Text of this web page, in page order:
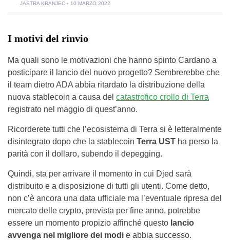
JASTRA KRANJEC 10 MARZO 2022
I motivi del rinvio
Ma quali sono le motivazioni che hanno spinto Cardano a
posticipare il lancio del nuovo progetto? Sembrerebbe che
il team dietro ADA abbia ritardato la distribuzione della
nuova stablecoin a causa del catastrofico crollo di Terra
registrato nel maggio di quest’anno.
Ricorderete tutti che l’ecosistema di Terra si è letteralmente
disintegrato dopo che la stablecoin Terra UST ha perso la
parità con il dollaro, subendo il depegging.
Quindi, sta per arrivare il momento in cui Djed sarà
distribuito e a disposizione di tutti gli utenti. Come detto,
non c’è ancora una data ufficiale ma l’eventuale ripresa del
mercato delle crypto, prevista per fine anno, potrebbe
essere un momento propizio affinché questo lancio
avvenga nel migliore dei modi e abbia successo.